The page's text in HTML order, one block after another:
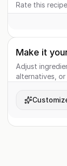
Rate this recipe
Make it
Adjust
alternatives, or